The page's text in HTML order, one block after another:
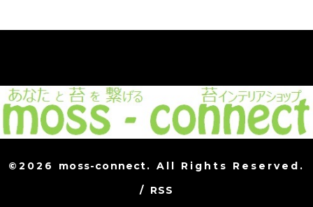
©2026 moss-connect. All Rights Reserved.
/ RSS